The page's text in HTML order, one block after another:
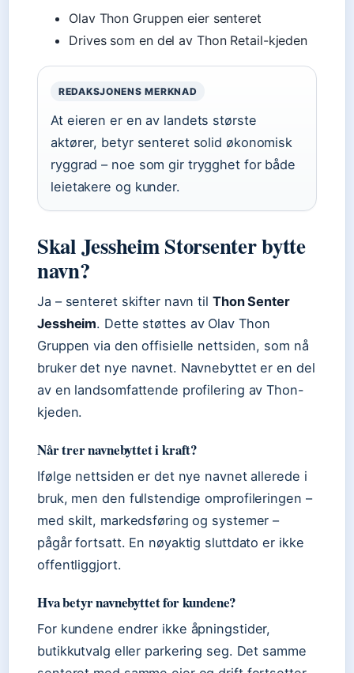
Olav Thon Gruppen eier senteret
Drives som en del av Thon Retail-kjeden
REDAKSJONENS MERKNAD
At eieren er en av landets største
aktører, betyr senteret solid økonomisk
ryggrad – noe som gir trygghet for både
leietakere og kunder.
Skal Jessheim Storsenter bytte
navn?
Ja – senteret skifter navn til Thon Senter
Jessheim. Dette støttes av Olav Thon
Gruppen via den offisielle nettsiden, som nå
bruker det nye navnet. Navnebyttet er en del
av en landsomfattende profilering av Thon-
kjeden.
Når trer navnebyttet i kraft?
Ifølge nettsiden er det nye navnet allerede i
bruk, men den fullstendige omprofileringen –
med skilt, markedsføring og systemer –
pågår fortsatt. En nøyaktig sluttdato er ikke
offentliggjort.
Hva betyr navnebyttet for kundene?
For kundene endrer ikke åpningstider,
butikkutvalg eller parkering seg. Det samme